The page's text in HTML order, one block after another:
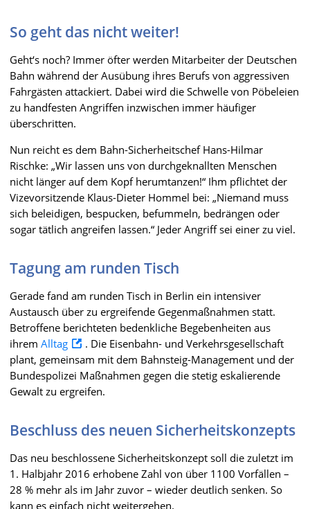
So geht das nicht weiter!
Geht‘s noch? Immer öfter werden Mitarbeiter der Deutschen
Bahn während der Ausübung ihres Berufs von aggressiven
Fahrgästen attackiert. Dabei wird die Schwelle von Pöbeleien
zu handfesten Angriffen inzwischen immer häufiger
überschritten.
Nun reicht es dem Bahn-Sicherheitschef Hans-Hilmar
Rischke: „Wir lassen uns von durchgeknallten Menschen
nicht länger auf dem Kopf herumtanzen!“ Ihm pflichtet der
Vizevorsitzende Klaus-Dieter Hommel bei: „Niemand muss
sich beleidigen, bespucken, befummeln, bedrängen oder
sogar tätlich angreifen lassen.“ Jeder Angriff sei einer zu viel.
Tagung am runden Tisch
Gerade fand am runden Tisch in Berlin ein intensiver
Austausch über zu ergreifende Gegenmaßnahmen statt.
Betroffene berichteten bedenkliche Begebenheiten aus
ihrem Alltag
. Die Eisenbahn- und Verkehrsgesellschaft
plant, gemeinsam mit dem Bahnsteig-Management und der
Bundespolizei Maßnahmen gegen die stetig eskalierende
Gewalt zu ergreifen.
Beschluss des neuen Sicherheitskonzepts
Das neu beschlossene Sicherheitskonzept soll die zuletzt im
1. Halbjahr 2016 erhobene Zahl von über 1100 Vorfällen –
28 % mehr als im Jahr zuvor – wieder deutlich senken. So
kann es einfach nicht weitergehen.